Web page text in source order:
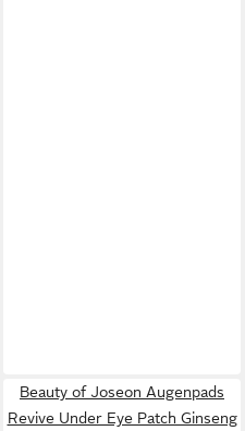
Beauty of Joseon Augenpads
Revive Under Eye Patch Ginseng